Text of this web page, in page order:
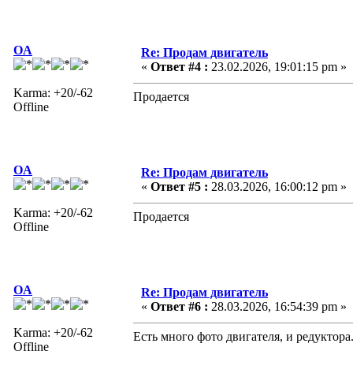
OA
Karma: +20/-62
Offline
Re: Продам двигатель
« Ответ #4 : 23.02.2026, 19:01:15 pm »
Продается
OA
Karma: +20/-62
Offline
Re: Продам двигатель
« Ответ #5 : 28.03.2026, 16:00:12 pm »
Продается
OA
Karma: +20/-62
Offline
Re: Продам двигатель
« Ответ #6 : 28.03.2026, 16:54:39 pm »
Есть много фото двигателя, и